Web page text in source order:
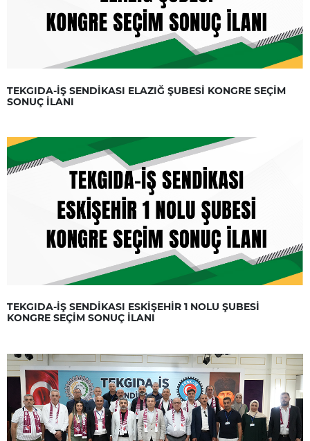
TEKGIDA-İŞ SENDİKASI ELAZIĞ ŞUBESİ KONGRE SEÇİM
SONUÇ İLANI
TEKGIDA-İŞ SENDİKASI ESKİŞEHİR 1 NOLU ŞUBESİ
KONGRE SEÇİM SONUÇ İLANI